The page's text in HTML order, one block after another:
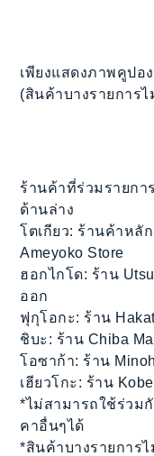
เพียงแสดงภาพคูปอ
(สินค้าบางรายการ
ร้านค้าที่ร่วมรายก
ด้านล่าง
โตเกียว: ร้านค้าหลั
Ameyoko Store
ฮอกไกโด: ร้าน
ออก
ฟุกุโอกะ: ร้าน
ชิบะ: ร้าน Chiba
โอซาก้า: ร้าน Minoh
เฮียวโกะ: ร้าน
*ไม่สามารถใช้ร่วม
คาอื่นๆได้
*สินค้าบางรายการ